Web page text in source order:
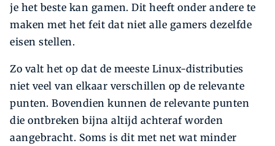
je het beste kan gamen. Dit heeft onder andere te
maken met het feit dat niet alle gamers dezelfde
eisen stellen.
Zo valt het op dat de meeste Linux-distributies
niet veel van elkaar verschillen op de relevante
punten. Bovendien kunnen de relevante punten
die ontbreken bijna altijd achteraf worden
aangebracht. Soms is dit met net wat minder